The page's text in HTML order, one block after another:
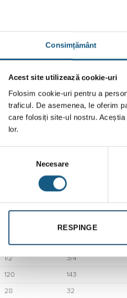
Consimțământ
Acest site utilizează cookie-uri
Folosim cookie-uri pentru a
traficul. De asemenea, le oferim
care folosiți site-ul nostru.
lor.
consimțământului
Necesare
RESPINGE
Supapa siguranta
0080/04C
1/2” 3/4”
120 143
28 32